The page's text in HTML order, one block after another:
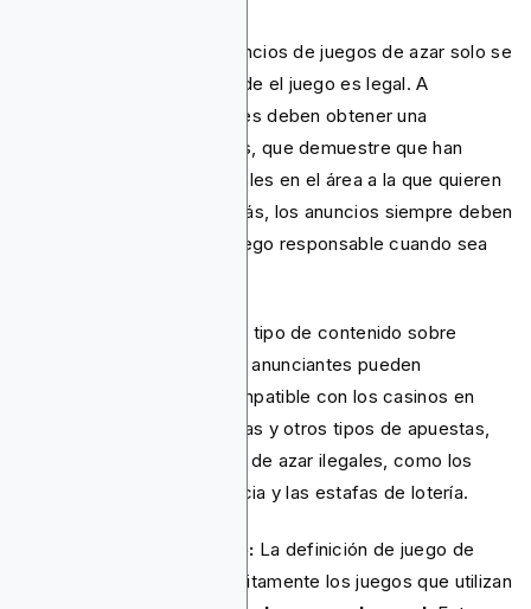
Otra política es que los anuncios de juegos de azar solo se
pueden usar en países donde el juego es legal. A
continuación, los anunciantes deben obtener una
certificación de Google Ads, que demuestre que han
cumplido los requisitos legales en el área a la que quieren
segmentar anuncios. Además, los anuncios siempre deben
incluir mensajes sobre el juego responsable cuando sea
Google también restringe el tipo de contenido sobre
juegos de apuestas que los anunciantes pueden
promocionar. Si bien es compatible con los casinos en
línea, las apuestas deportivas y otros tipos de apuestas,
están prohibidos los juegos de azar ilegales, como los
sitios de apuestas sin licencia y las estafas de lotería.
Actualización 2025-2026: La definición de juego de
Google ahora incluye explícitamente los juegos que utilizan